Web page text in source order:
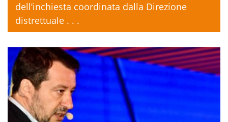
dell’inchiesta coordinata dalla Direzione
distrettuale . . .